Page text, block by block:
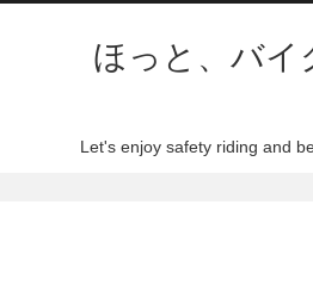
ほっと、バイ
Let's enjoy safety riding and